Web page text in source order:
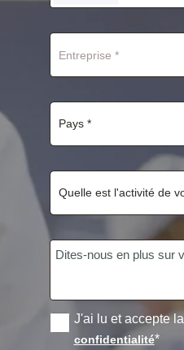
STATES
J'ai lu et accepte la
confidentialité*